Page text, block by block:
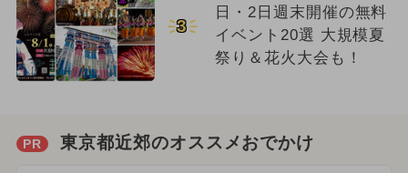
3
日・2日週末開催の無料
イベント20選 大規模夏
祭り＆花火大会も！
PR 東京都近郊のオススメおでかけ